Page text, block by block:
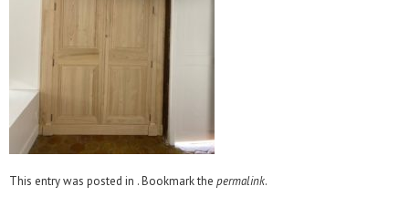
This entry was posted in . Bookmark the permalink.